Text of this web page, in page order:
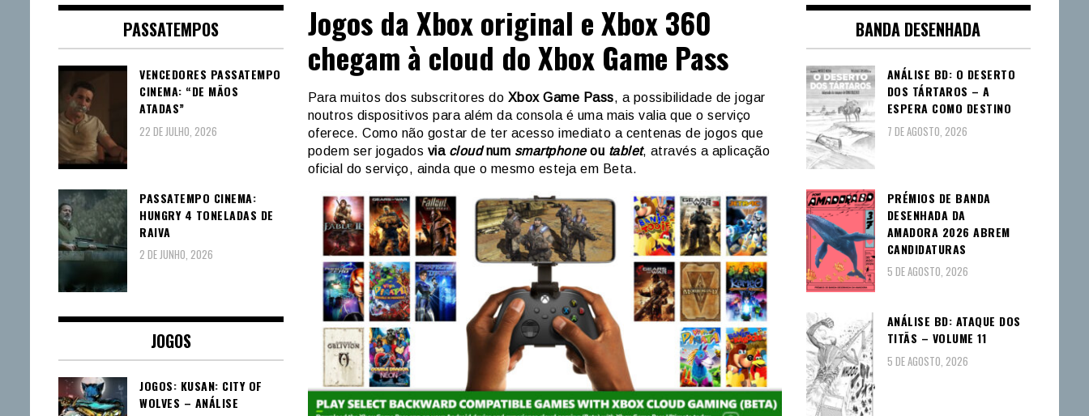
Jogos da Xbox original e Xbox 360
chegam à cloud do Xbox Game Pass
Para muitos dos subscritores do Xbox Game Pass, a possibilidade de jogar
noutros dispositivos para além da consola é uma mais valia que o serviço
oferece. Como não gostar de ter acesso imediato a centenas de jogos que
podem ser jogados via cloudnum smartphoneou tablet, através a aplicação
oficial do serviço, ainda que o mesmo esteja em Beta.
PASSATEMPOS
VENCEDORES PASSATEMPO
CINEMA: “DE MÃOS
ATADAS”
22 DE JULHO, 2026
PASSATEMPO CINEMA:
HUNGRY 4 TONELADAS DE
RAIVA
2 DE JUNHO, 2026
JOGOS
JOGOS: KUSAN: CITY OF
WOLVES – ANÁLISE
BANDA DESENHADA
ANÁLISE BD: O DESERTO
DOS TÁRTAROS – A
ESPERA COMO DESTINO
7 DE AGOSTO, 2026
PRÉMIOS DE BANDA
DESENHADA DA
AMADORA 2026 ABREM
CANDIDATURAS
5 DE AGOSTO, 2026
ANÁLISE BD: ATAQUE DOS
TITÃS – VOLUME 11
5 DE AGOSTO, 2026